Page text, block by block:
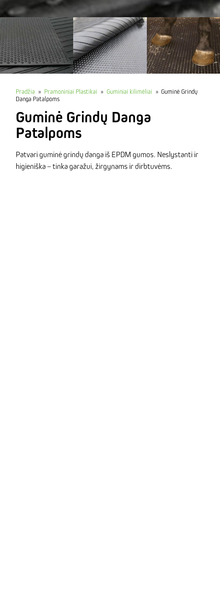
Pradžia » Pramoniniai Plastikai » Guminiai kilimėliai » Guminė Grindų
Danga Patalpoms
Guminė Grindų Danga
Patalpoms
Patvari guminė grindų danga iš EPDM gumos. Neslystanti ir
higieniška – tinka garažui, žirgynams ir dirbtuvėms.